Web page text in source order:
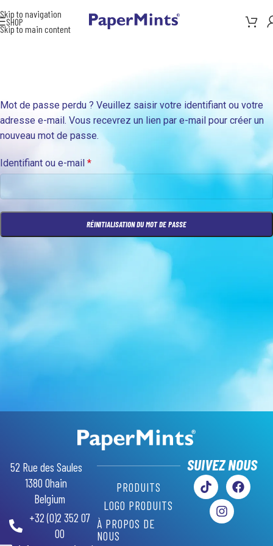
Skip to navigation
Skip to main content
SHOP
Mot de passe perdu ? Veuillez saisir votre identifiant ou votre
adresse e-mail. Vous recevrez un lien par e-mail pour créer un
nouveau mot de passe.
Identifiant ou e-mail *
RÉINITIALISATION DU MOT DE PASSE
52 Rue des Saules
1380 Ohain
Belgium
+32 (0)2 352 07
00
PRODUITS
LOGO PRODUITS
À PROPOS DE
NOUS
SUIVEZ NOUS
ES
IT
PT